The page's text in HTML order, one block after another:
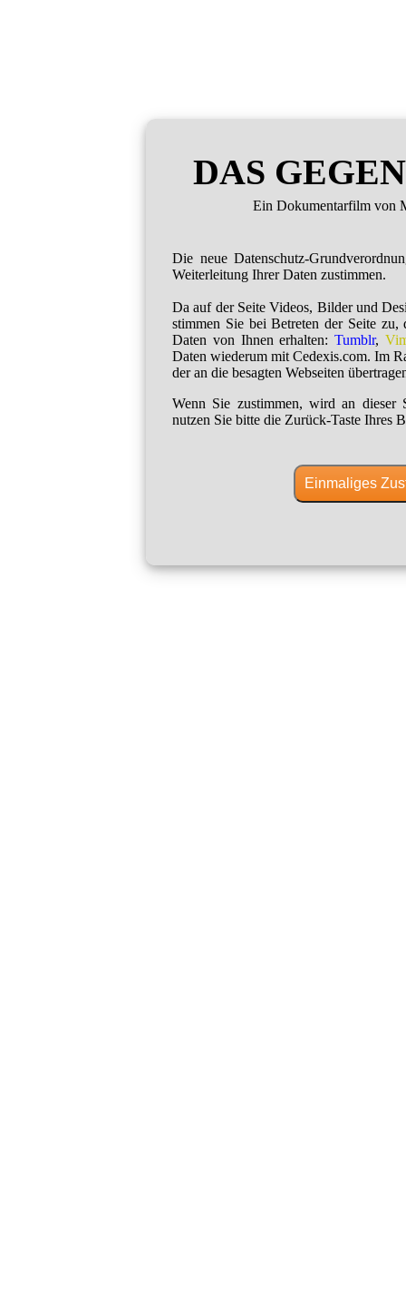
DAS
Ein Dokumentarfilm von
Die neue Datenschutz-
Weiterleitung Ihrer Daten zustimmen.
Da auf der Seite Videos, Bilder und
stimmen Sie bei Betreten der Seite zu,
Daten von Ihnen erhalten:Tumblr,
Daten wiederum mit Cedexis.com. Im
der an die besagten Webseiten
Wenn Sie zustimmen, wird an dieser
nutzen Sie bitte die Zurück-Taste Ihres
Einmaliges